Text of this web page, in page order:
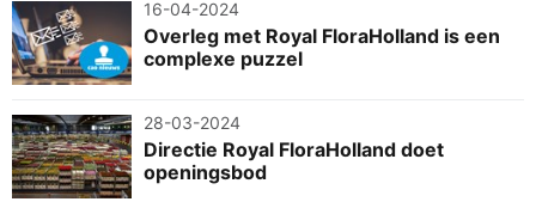
16-04-2024
Overleg met Royal FloraHolland is een
complexe puzzel
28-03-2024
Directie Royal FloraHolland doet
openingsbod